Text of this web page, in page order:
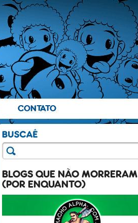
CONTATO
BLOGS QUE NÃO MORRERAM
(POR ENQUANTO)